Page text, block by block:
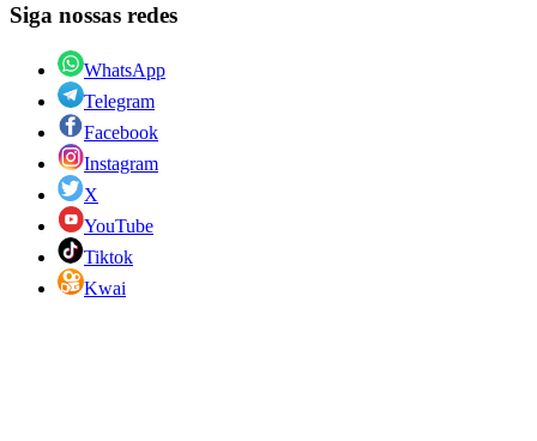
Siga nossas redes
WhatsApp
Telegram
Facebook
Instagram
X
YouTube
Tiktok
Kwai